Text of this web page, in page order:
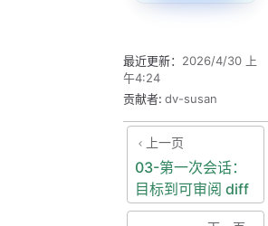
结构
楚，Claude 的
产出会更稳定、
返工更少。
4.2 第一
次进入仓
最近更新： 2026/4/30 上
午4:24
贡献者: dv-susan
上一页
03-第一次会话：
目标到可审阅 diff